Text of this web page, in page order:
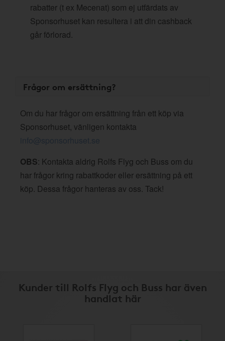
rabatter (t ex Mecenat) som ej utfärdats av
Sponsorhuset kan resultera i att din cashback
går förlorad.
Frågor om ersättning?
Om du har frågor om ersättning från ett köp via
Sponsorhuset, vänligen kontakta
info@sponsorhuset.se
OBS: Kontakta aldrig Rolfs Flyg och Buss om du
har frågor kring rabattkoder eller ersättning på ett
köp. Dessa frågor hanteras av oss. Tack!
Kunder till Rolfs Flyg och Buss har även
handlat här